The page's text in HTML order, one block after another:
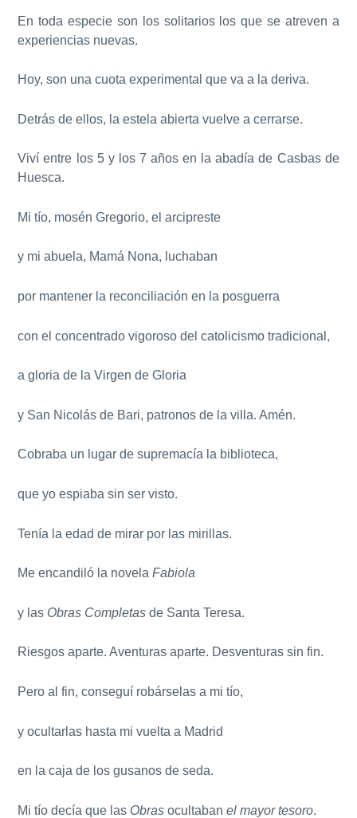
En toda especie son los solitarios los que se atreven a
experiencias nuevas.
Hoy, son una cuota experimental que va a la deriva.
Detrás de ellos, la estela abierta vuelve a cerrarse.
Viví entre los 5 y los 7 años en la abadía de Casbas de
Huesca.
Mi tío, mosén Gregorio, el arcipreste
y mi abuela, Mamá Nona, luchaban
por mantener la reconciliación en la posguerra
con el concentrado vigoroso del catolicismo tradicional,
a gloria de la Virgen de Gloria
y San Nicolás de Bari, patronos de la villa. Amén.
Cobraba un lugar de supremacía la biblioteca,
que yo espiaba sin ser visto.
Tenía la edad de mirar por las mirillas.
Me encandiló la novelaFabiola
y las Obras Completas de Santa Teresa.
Riesgos aparte. Aventuras aparte. Desventuras sin fin.
Pero al fin, conseguí robárselas a mi tío,
y ocultarlas hasta mi vuelta a Madrid
en la caja de los gusanos de seda.
Mi tío decía que las Obras ocultabanel mayor tesoro.